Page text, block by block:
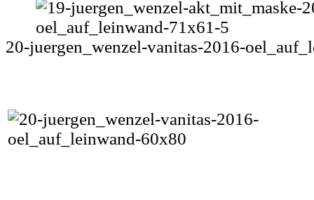
20-juergen_wenzel-vanitas-2016-